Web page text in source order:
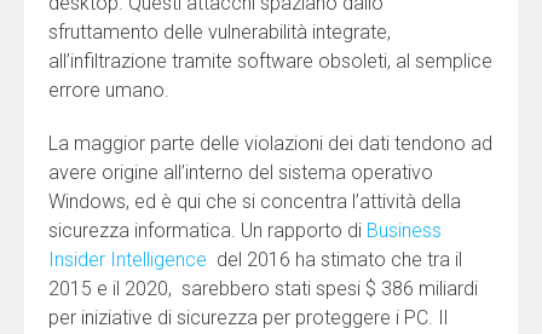
sfruttamento delle vulnerabilità integrate,
all’infiltrazione tramite software obsoleti, al semplice
errore umano.
La maggior parte delle violazioni dei dati tendono ad
avere origine all’interno del sistema operativo
Windows, ed è qui che si concentra l’attività della
sicurezza informatica. Un rapporto di Business
Insider Intelligence del 2016 ha stimato che tra il
2015 e il 2020, sarebbero stati spesi $ 386 miliardi
per iniziative di sicurezza per proteggere i PC. Il